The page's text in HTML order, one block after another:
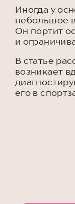
Иногда у
небольшое
Он портит
и
В статье
возникает
его в